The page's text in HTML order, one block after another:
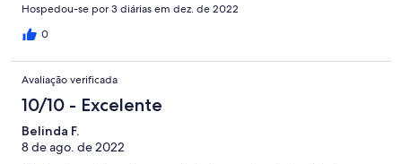
Hospedou-se por 3 diárias em dez. de 2022
0
Avaliação verificada
10/10 - Excelente
Belinda F.
8 de ago. de 2022